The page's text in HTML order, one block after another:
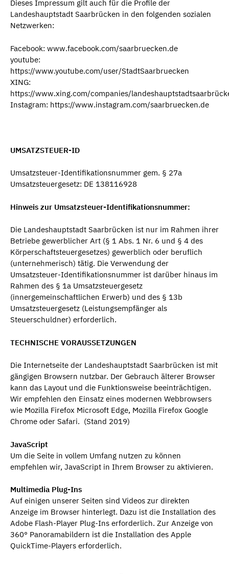
Dieses Impressum gilt auch für die Profile der
Landeshauptstadt Saarbrücken in den folgenden sozialen
Netzwerken:
Facebook: www.facebook.com/saarbruecken.de
youtube:
https://www.youtube.com/user/StadtSaarbruecken
XING:
https://www.xing.com/companies/
Instagram: https://www.instagram.com/saarbruecken.de
UMSATZSTEUER-ID
Umsatzsteuer-Identifikationsnummer gem. § 27a
Umsatzsteuergesetz: DE 138116928
Hinweis zur Umsatzsteuer-Identifikationsnummer:
Die Landeshauptstadt Saarbrücken ist nur im Rahmen ihrer
Betriebe gewerblicher Art (§ 1 Abs. 1 Nr. 6 und § 4 des
Körperschaftsteuergesetzes) gewerblich oder beruflich
(unternehmerisch) tätig. Die Verwendung der
Umsatzsteuer-Identifikationsnummer ist darüber hinaus im
Rahmen des § 1a Umsatzsteuergesetz
(innergemeinschaftlichen Erwerb) und des § 13b
Umsatzsteuergesetz (Leistungsempfänger als
Steuerschuldner) erforderlich.
TECHNISCHE VORAUSSETZUNGEN
Die Internetseite der Landeshauptstadt Saarbrücken ist mit
gängigen Browsern nutzbar. Der Gebrauch älterer Browser
kann das Layout und die Funktionsweise beeinträchtigen.
Wir empfehlen den Einsatz eines modernen Webbrowsers
wie Mozilla Firefox Microsoft Edge, Mozilla Firefox Google
Chrome oder Safari. (Stand 2019)
JavaScript
Um die Seite in vollem Umfang nutzen zu können
empfehlen wir, JavaScript in Ihrem Browser zu aktivieren.
Multimedia Plug-Ins
Auf einigen unserer Seiten sind Videos zur direkten
Anzeige im Browser hinterlegt. Dazu ist die Installation des
Adobe Flash-Player Plug-Ins erforderlich. Zur Anzeige von
360° Panoramabildern ist die Installation des Apple
QuickTime-Players erforderlich.